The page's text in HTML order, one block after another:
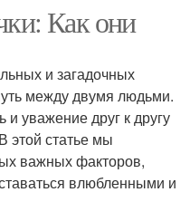
Как они
и загадочных
между двумя людьми.
уважение друг к другу
этой статье мы
важных факторов,
влюбленными и